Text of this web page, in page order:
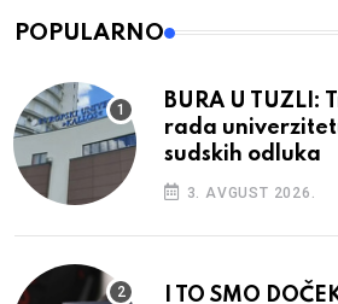
POPULARNO
BURA U TUZLI:
rada
sudskih odluka
3. AVGUST 2026.
I TO SMO